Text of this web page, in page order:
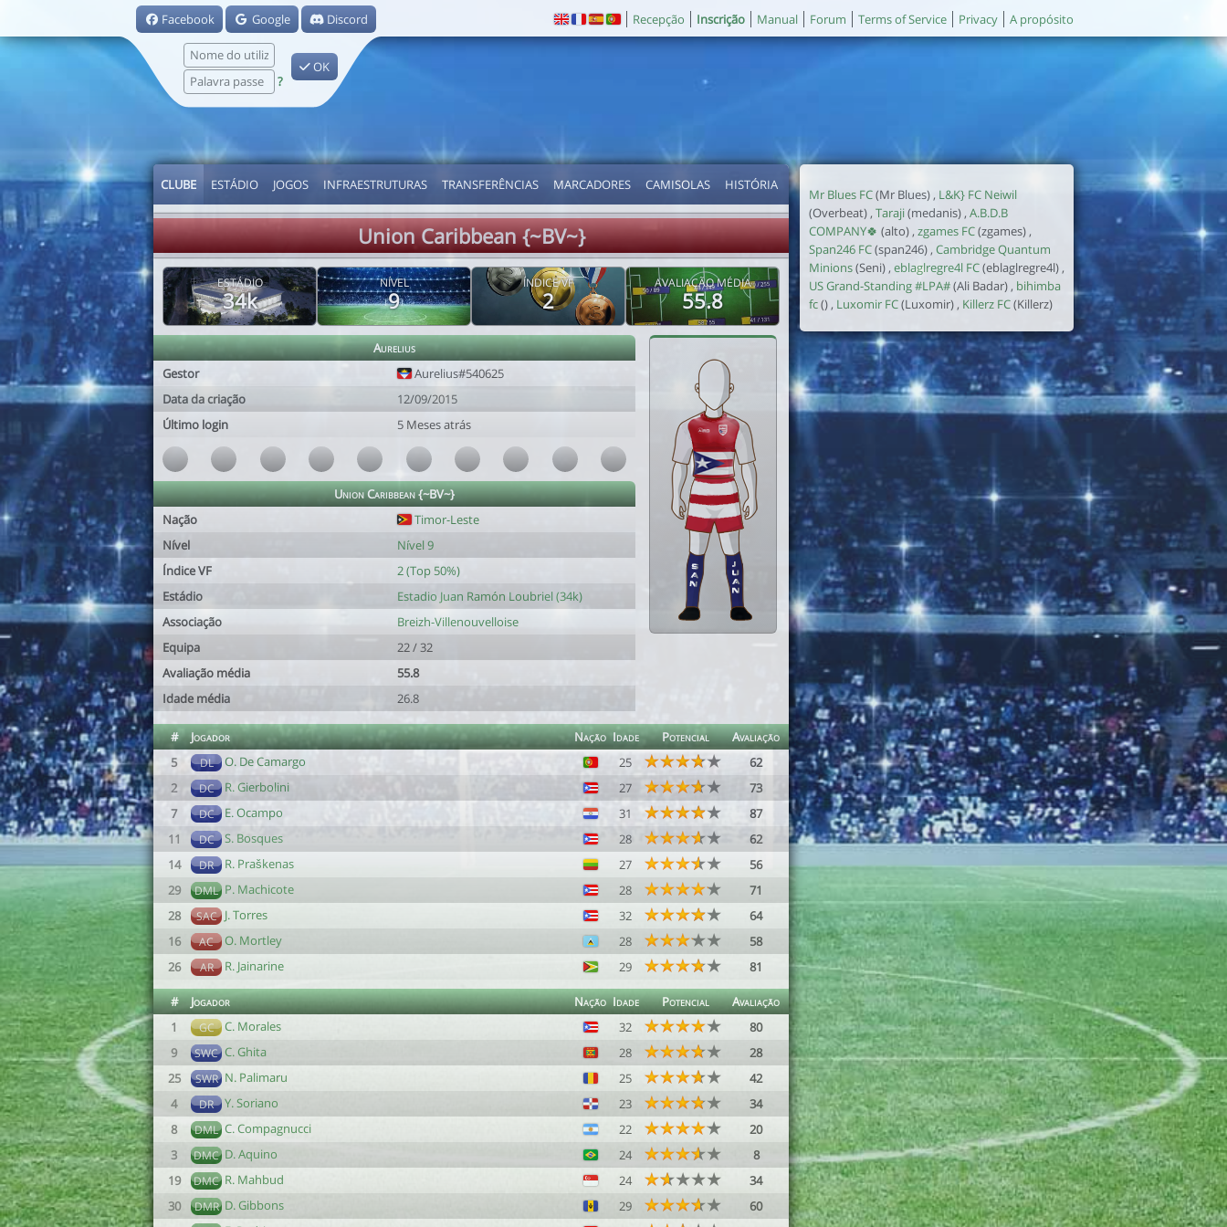
Facebook Google Discord
?
OK
Recepção Inscrição Manual Forum Terms of Service Privacy A propósito
CLUBE ESTÁDIO JOGOS INFRAESTRUTURAS TRANSFERÊNCIAS MARCADORES CAMISOLAS HISTÓRIA
Union Caribbean {~BV~}
ESTÁDIO
34k
NÍVEL
9
ÍNDICE VF
2
AVALIAÇÃO MÉDIA
55.8
Aurelius
Gestor
Aurelius#540625
Data da criação
12/09/2015
Último login
5 Meses atrás
Union Caribbean {~BV~}
Nação
Timor-Leste
Nível
Nível 9
Índice VF
2 (Top 50%)
Estádio
Estadio Juan Ramón Loubriel (34k)
Associação
Breizh-Villenouvelloise
Equipa
22 / 32
Avaliação média
55.8
Idade média
26.8
# Jogador Nação Idade Potencial
Avaliação
5
DL O. De Camargo 25
62
2
DC R. Gierbolini 27
73
7
DC E. Ocampo 31
87
11
DC S. Bosques 28
62
14
DR R. Praškenas 27
56
29
DML P. Machicote 28
71
28
SAC J. Torres 32
64
16
AC O. Mortley 28
58
26
AR R. Jainarine 29 81
# Jogador Nação Idade Potencial
Avaliação
1
GC C. Morales 32
80
9
SWC C. Ghita 28
28
25
SWR N. Palimaru 25
42
4
DR Y. Soriano 23
34
8
DML C. Compagnucci 22
20
3
DMC D. Aquino 24
8
19
DMC R. Mahbud 24
34
30
DMR D. Gibbons 29
60
Mr Blues FC(Mr Blues) , L&K} FC Neiwil
(Overbeat) , Taraji(medanis) , A.B.D.B
COMPANY🍀 (alto) , zgames FC(zgames) ,
Span246 FC(span246) , Cambridge Quantum
Minions(Seni) , eblaglregre4l FC(eblaglregre4l) ,
US Grand-Standing #LPA#(Ali Badar) , bihimba
fc() , Luxomir FC(Luxomir) , Killerz FC(Killerz)